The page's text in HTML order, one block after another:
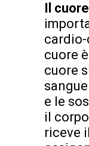
Il cuore
cuore
cuore
e le
il
riceve